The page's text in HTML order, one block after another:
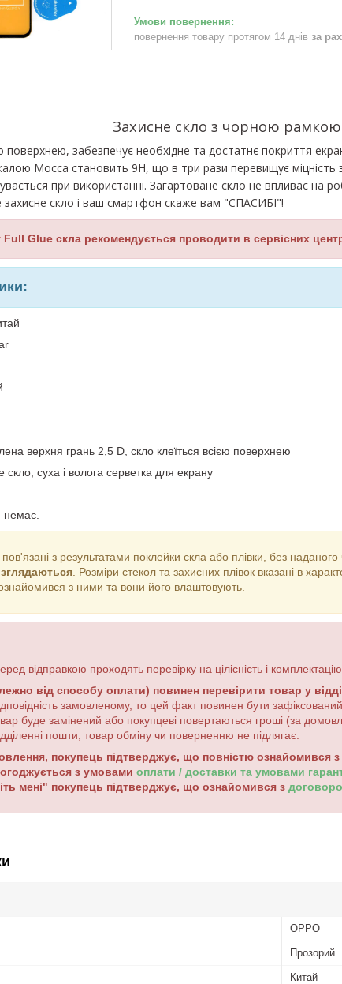
повернення товару протягом 14 днів за
Захисне скло з чорною
поверхнею, забезпечує необхідне та достатнє покриття
Мосса становить 9H, що в три рази перевищує міцність
при використанні. Загартоване скло не впливає на
захисне скло і ваш смартфон скаже вам "СПАСИБІ"!
Full Glue скла рекомендується проводити в сервісних
верхня грань 2,5 D, скло клеїться всією поверхнею
скло, суха і волога серветка для екрану
немає.
пов'язані з результатами поклейки скла або плівки, без
. Розміри стекол та захисних плівок вказані в
з ними та вони його влаштовують.
відправкою проходять перевірку на цілісність і
від способу оплати) повинен перевірити товар у
замовленому, то цей факт повинен бути
буде замінений або покупцеві повертаються гроші (за
пошти, товар обміну чи поверненню не підлягає.
покупець підтверджує, що повністю ознайомився
з умовами оплати / доставки та умовами
мені" покупець підтверджує, що ознайомився з
OPPO
Прозорий
Китай